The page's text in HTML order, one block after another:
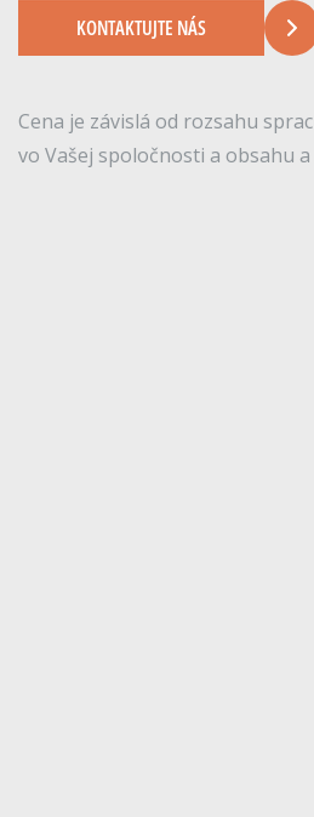
KONTAKTUJTE NÁS
Cena je závislá od rozsahu
vo Vašej spoločnosti a obsahu